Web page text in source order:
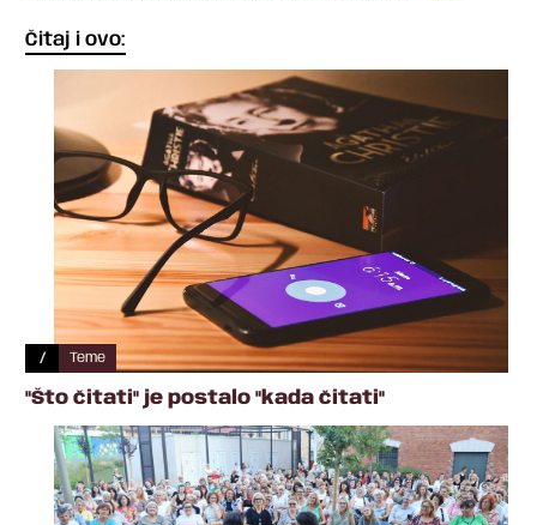
Čitaj i ovo:
/ Teme
"Što čitati" je postalo "kada čitati"